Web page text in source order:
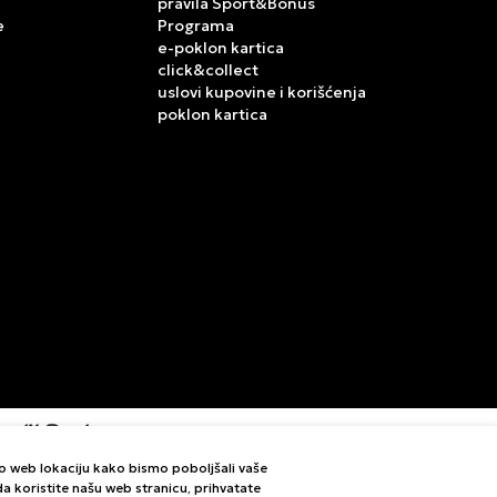
Programa
e-poklon kartica
click&collect
uslovi kupovine i korišćenja
poklon kartica
i bez grešaka. Svi artikli prikazani na sajtu su deo
web lokaciju kako bismo poboljšali vaše
koristite našu web stranicu, prihvatate